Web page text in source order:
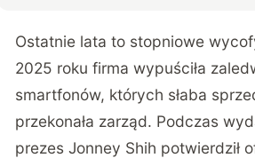
Ostatnie lata to stopniowe
2025 roku firma wypuściła
smartfonów, których słaba
przekonała zarząd. Podczas
prezes Jonney Shih potwierdził